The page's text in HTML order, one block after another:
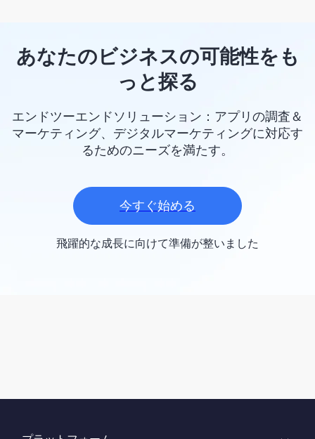
あなたのビジネスの可能性をも
っと探る
エンドツーエンドソリューション：アプリの調査＆
マーケティング、デジタルマーケティングに対応す
るためのニーズを満たす。
今すぐ始める
飛躍的な成長に向けて準備が整いました